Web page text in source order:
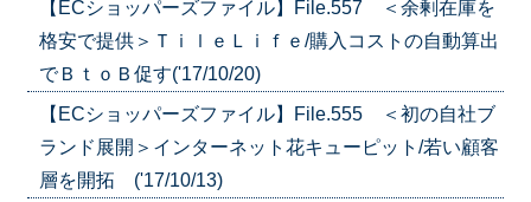
【ECショッパーズファイル】File.557 ＜余剰在庫を
格安で提供＞ＴｉｌｅＬｉｆｅ/購入コストの自動算出
でＢｔｏＢ促す('17/10/20)
【ECショッパーズファイル】File.555 ＜初の自社ブ
ランド展開＞インターネット花キューピット/若い顧客
層を開拓 ('17/10/13)